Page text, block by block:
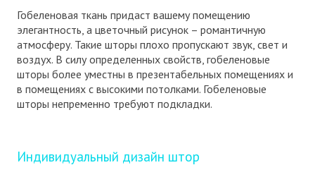
Гобеленовая ткань придаст вашему помещению
элегантность, а цветочный рисунок – романтичную
атмосферу. Такие шторы плохо пропускают звук, свет и
воздух. В силу определенных свойств, гобеленовые
шторы более уместны в презентабельных помещениях и
в помещениях с высокими потолками. Гобеленовые
шторы непременно требуют подкладки.
Индивидуальный дизайн штор